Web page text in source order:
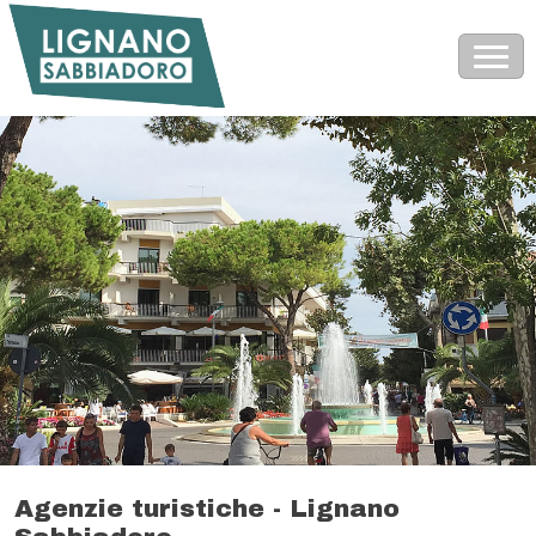
Agenzie turistiche - Lignano